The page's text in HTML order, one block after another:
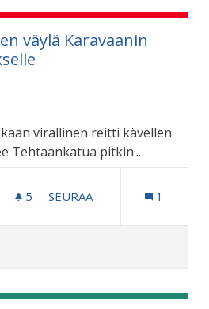
väylä Karavaanin
virallinen reitti kävellen
Tehtaankatua pitkin...
5 5 SEURAAJAA
SEURAA 1